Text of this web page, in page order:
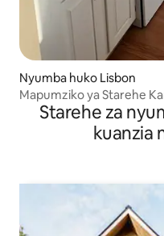
Nyumba huko Lisbon
Mapumziko ya Starehe
Starehe za
kuanzia